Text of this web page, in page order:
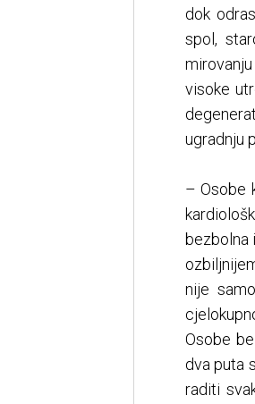
dok
spol,
visoke
ugradnju
– Osobe
bezbolna
nije
Osobe
dva puta
raditi